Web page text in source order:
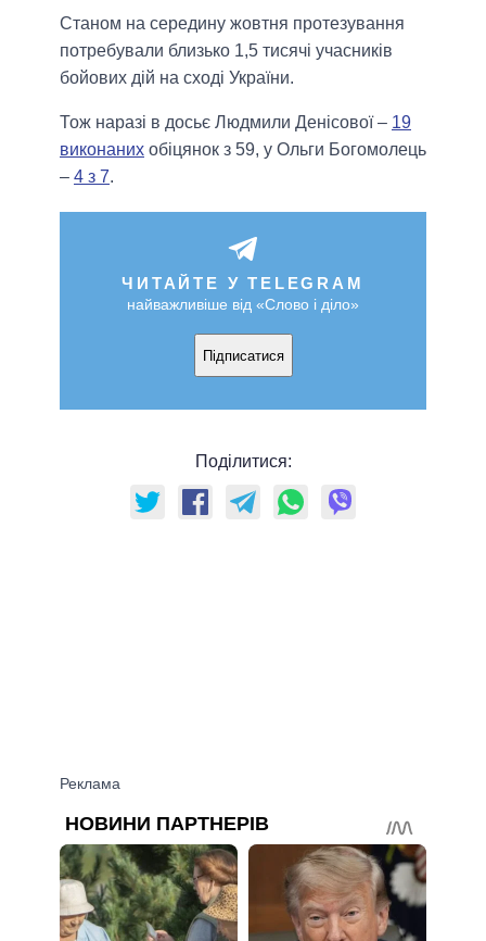
Станом на середину жовтня протезування
потребували близько 1,5 тисячі учасників
бойових дій на сході України.
Тож наразі в досьє Людмили Денісової – 19
виконаних обіцянок з 59, у Ольги Богомолець
– 4 з 7.
ЧИТАЙТЕ У TELEGRAM
найважливіше від «Слово і діло»
Підписатися
Поділитися: